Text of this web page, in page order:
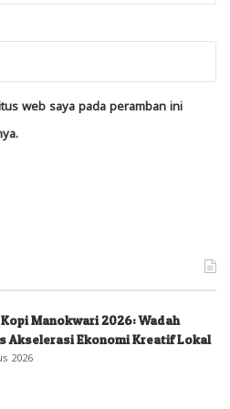
web saya pada peramban ini
Manokwari 2026: Wadah
Akselerasi Ekonomi Kreatif Lokal
2026